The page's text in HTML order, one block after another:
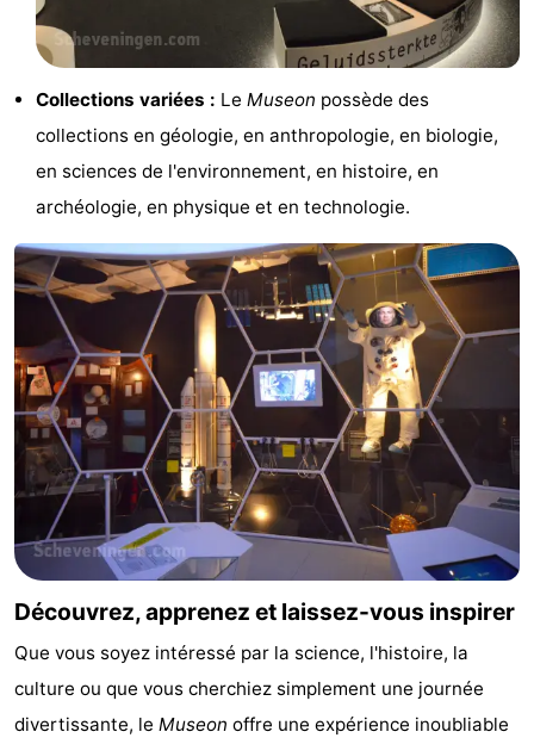
Terrains
golf
Peche
Sportive
Equitation
Boire
et
manger
Événements
Pratiques
Forum
Route
Stationnement
Adresses
Médicales
Région
Hollande-
Septentrionale
Nature
-
Collections variées : Le Museon possède des
collections en géologie, en anthropologie, en biologie,
en sciences de l'environnement, en histoire, en
archéologie, en physique et en technologie.
Découvrez, apprenez et laissez-vous inspirer
Que vous soyez intéressé par la science, l'histoire, la
culture ou que vous cherchiez simplement une journée
divertissante, le Museon offre une expérience inoubliable